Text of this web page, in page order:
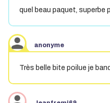
quel beau paquet, superbe
anonyme
Très belle bite poilue je